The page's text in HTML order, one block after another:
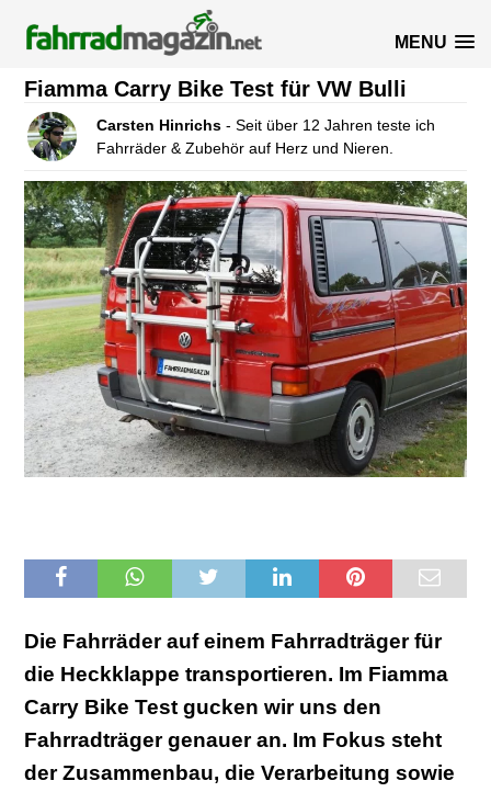
MENU
Fiamma Carry Bike Test für VW Bulli
Carsten Hinrichs - Seit über 12 Jahren teste ich
Fahrräder & Zubehör auf Herz und Nieren.
Die Fahrräder auf einem Fahrradträger für
die Heckklappe transportieren. Im Fiamma
Carry Bike Test gucken wir uns den
Fahrradträger genauer an. Im Fokus steht
der Zusammenbau, die Verarbeitung sowie